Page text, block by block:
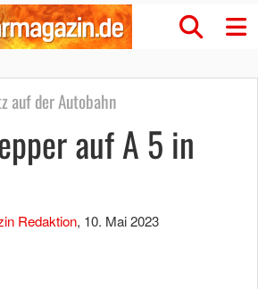
auf der Autobahn
auf A 5 in
Redaktion, 10. Mai 2023